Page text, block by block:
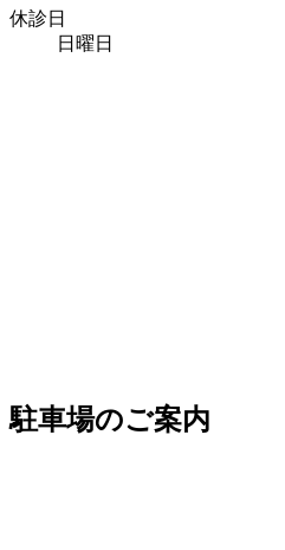
休診日
日曜日
駐車場のご案内